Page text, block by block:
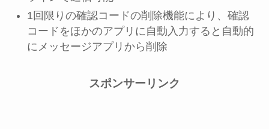
1回限りの確認コードの削除機能により、確認
コードをほかのアプリに自動入力すると自動的
にメッセージアプリから削除
スポンサーリンク